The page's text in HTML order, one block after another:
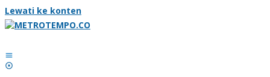
Lewati ke konten